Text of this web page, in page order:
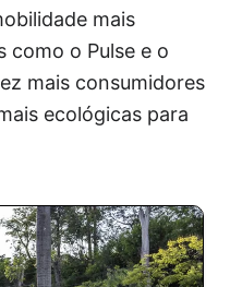
mais
como o Pulse e o
mais consumidores
ecológicas para